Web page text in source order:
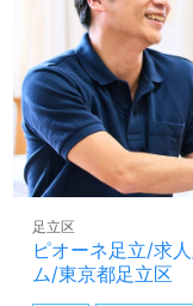
全国の求人ご紹介
しは【ウィルオブ
方も遠慮なく＊
LINE、メール、お
相談可能です。転
料サービスをご利
あり！＞"転職支援
ピオーネ足立/求
ム/東京都足立区
足立区